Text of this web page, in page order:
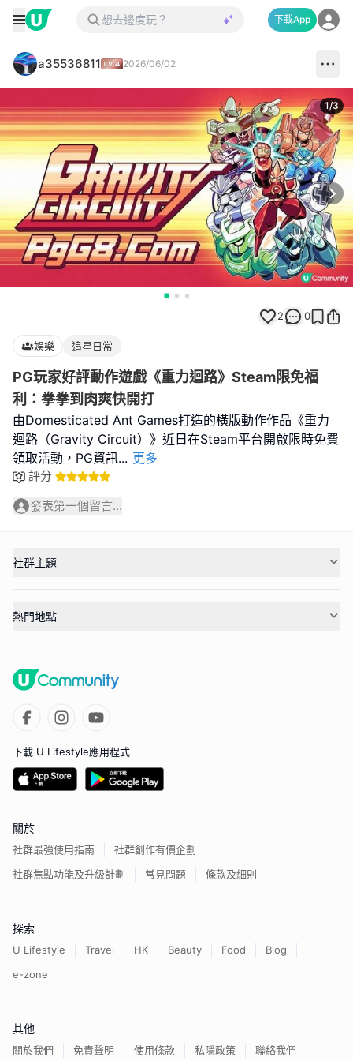
下載App
a35536811 2026/06/02
1/3
2 0
娛樂 追星日常
PG玩家好評動作遊戲《重力迴路》Steam限免福
利：拳拳到肉爽快開打
由Domesticated Ant Games打造的橫版動作作品《重力
迴路（Gravity Circuit）》近日在Steam平台開啟限時免費
領取活動，PG資訊... 更多
評分
發表第一個留言...
社群主題
熱門地點
下載 U Lifestyle應用程式
關於
社群最強使用指南
社群創作有價企劃
社群焦點功能及升級計劃
常見問題 條款及細則
探索
U Lifestyle Travel HK Beauty Food
Blog
e-zone
其他
關於我們 免責聲明 使用條款 私隱政策 聯絡我們